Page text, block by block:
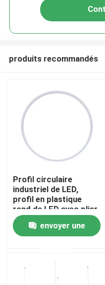
Maison
Produits
produits recommandés
Profil circulaire
industriel de LED,
profil en plastique
rond de LED avec plier
Déroulage
envoyer une